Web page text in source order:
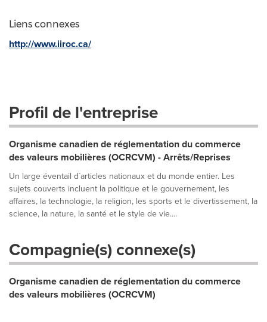
Liens connexes
http://www.iiroc.ca/
Profil de l'entreprise
Organisme canadien de réglementation du commerce
des valeurs mobilières (OCRCVM) - Arrêts/Reprises
Un large éventail d´articles nationaux et du monde entier. Les
sujets couverts incluent la politique et le gouvernement, les
affaires, la technologie, la religion, les sports et le divertissement, la
science, la nature, la santé et le style de vie....
Compagnie(s) connexe(s)
Organisme canadien de réglementation du commerce
des valeurs mobilières (OCRCVM)